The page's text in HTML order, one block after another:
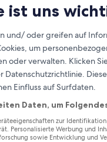
ist uns
und/ oder greifen auf
um
oder verwalten. Klicken
Datenschutzrichtlinie.
Einfluss auf Surfdaten.
Daten, um
zur
Personalisierte Werbung und
sowie Entwicklung und